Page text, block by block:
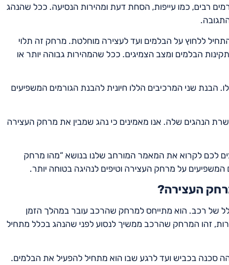
רבים, כמו עייפות, הסחת דעת ומהירות הנסיעה. ככל שהנהג
ללחוץ על הבלמים ועד לעצירה מוחלטת. מרחק זה תלוי
הבלמים ומצב הצמיגים. ככל שהמהירות גבוהה יותר או
הבנת שני המרכיבים הללו חיונית להבנת הגורמים המשפיעים
הנהגים שלה. אנו מאמינים כי נהג שמבין את מרחק העצירה
לכם לקרוא את המאמר המורחב שלנו בנושא “מהו מרחק
על מרחק העצירה וטיפים לנהיגה בטוחה יותר.
העצירה?
של רכב. הוא מתייחס למרחק שהרכב עובר במהלך הזמן
זהו המרחק שהרכב ממשיך לנסוע לפני שהנהג בכלל מתחיל
סכנה בכביש ועד לרגע שבו הוא מתחיל להפעיל את הבלמים.